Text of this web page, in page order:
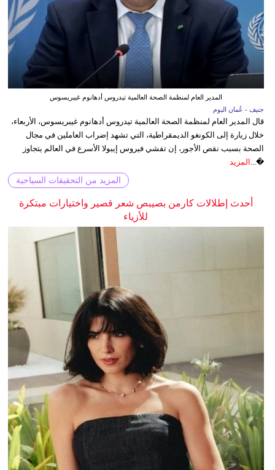
المدير العام لمنظمة الصحة العالمية تيدروس أدهانوم غيبريسوس
جنيف - عُمان اليوم
قال المدير العام لمنظمة الصحة العالمية تيدروس أدهانوم غيبريسوس، الأربعاء،
خلال زيارة إلى الكونغو الديمقراطية، التي تشهد إضراب العاملين في مجال
الصحة بسبب نقص الأجور، إن تفشي فيروس إيبولا الأسرع في العالم يتجاوز
�... المزيد
المزيد من التحقيقات السياحية
أحدث إطلالات كارمن بصيبص شعر قصير واختيارات مبتكرة
للأزياء